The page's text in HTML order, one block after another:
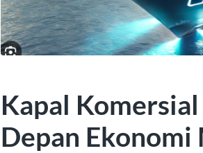
Kapal
Depan